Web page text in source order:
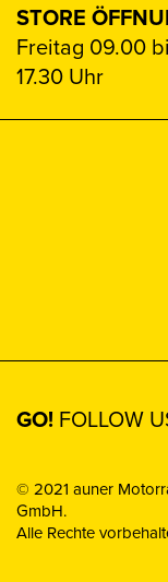
STORE
Freitag 09.00
17.30 Uhr
GO! FOLLOW
© 2021 auner
GmbH.
Alle Rechte